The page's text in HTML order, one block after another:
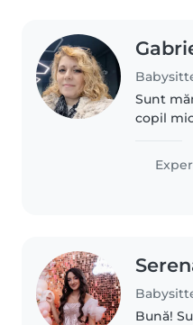
Sunt
copil
Bună!